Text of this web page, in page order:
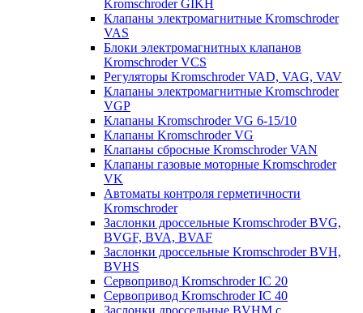
Kromschroder GIKH
Клапаны электромагнитные Kromschroder
VAS
Блоки электромагнитных клапанов
Kromschroder VCS
Регуляторы Kromschroder VAD, VAG, VAV
Клапаны электромагнитные Kromschroder
VGP
Клапаны Kromschroder VG 6-15/10
Клапаны Kromschroder VG
Клапаны сбросные Kromschroder VAN
Клапаны газовые моторные Kromschroder
VK
Автоматы контроля герметичности
Kromschroder
Заслонки дроссельные Kromschroder BVG,
BVGF, BVA, BVAF
Заслонки дроссельные Kromschroder BVH,
BVHS
Сервопривод Kromschroder IC 20
Сервопривод Kromschroder IC 40
Заслонки дроссельные BVHM с